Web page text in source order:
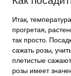
Итак,
прогретая,
так просто.
сажать розы,
плетистые
розы имеет